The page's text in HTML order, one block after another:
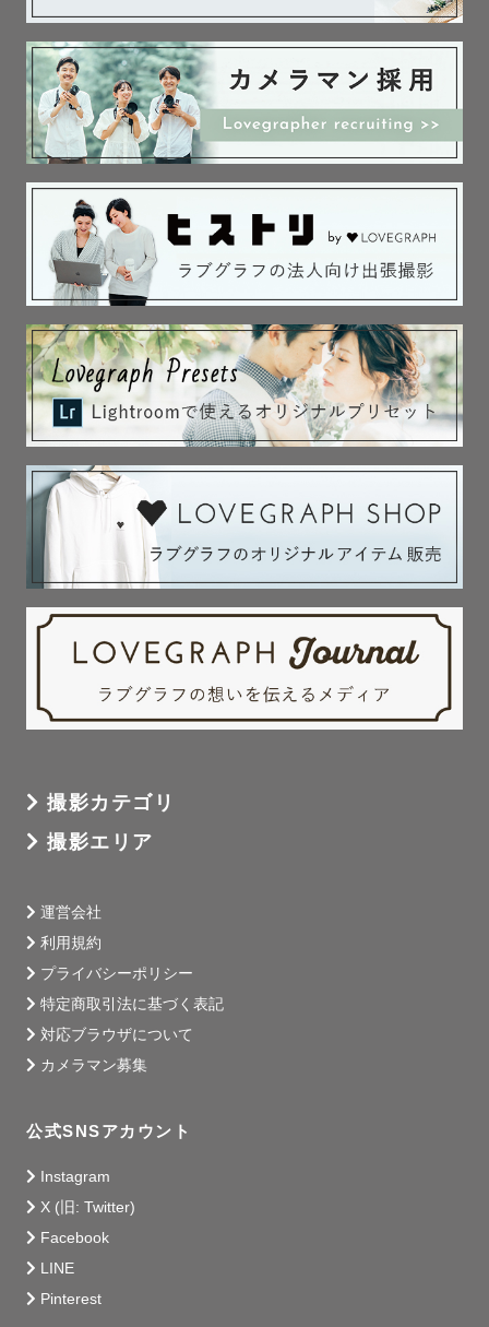
˗ˏˋポージングをリードして欲しいあなたへˎˊ˗
・リラックスして楽しむ撮影をお届け🕊
・女性目線で丁寧にお伝えします！
・肌の質感を大切にお撮りしています！
一番大事にしていることは
お二人が綺麗に写っていることです。
自然光をうまく活かして
お肌の質感も美しくお撮りします！
ポージングや角度の細かな違いで見え方が驚くほど変わり
ます！
プロ目線であなたをより魅力的に映します！
ポージングもこちらからお伝えさせて頂きますのでご安心
ください☺️
また事前に顔合わせも兼ねてZOOMや
お電話での打ち合わせも可能でございます🌿
お話ししながらご要望やイメージを
詳しくお聞きすることでよりイメージにあった
ご希望頂いたシチュエーションを
うまく生かしたお写真や、
撮影場所もご提案いたします✨
埼玉 / 茨城 / 名古屋 / 静岡 / 愛知 / 大阪 / 京都 / 奈良
兵庫（淡路島） / 和歌山 / 滋賀 / 福岡 / 沖縄
今まで様々な場所や天気の中で
撮影を行ってきました！
そのため具体的な撮影場所にお悩みの際も
【交通費について】
交通費が3000円を超える場合、追加で交通費・出張費をご
負担頂く場合がございます。
交通費をいただければ日本全国どこでも出張いたします！
撮影カテゴリ
撮影エリア
運営会社
利用規約
プライバシーポリシー
特定商取引法に基づく表記
対応ブラウザについて
カメラマン募集
公式SNSアカウント
Instagram
X (旧: Twitter)
Facebook
LINE
Pinterest